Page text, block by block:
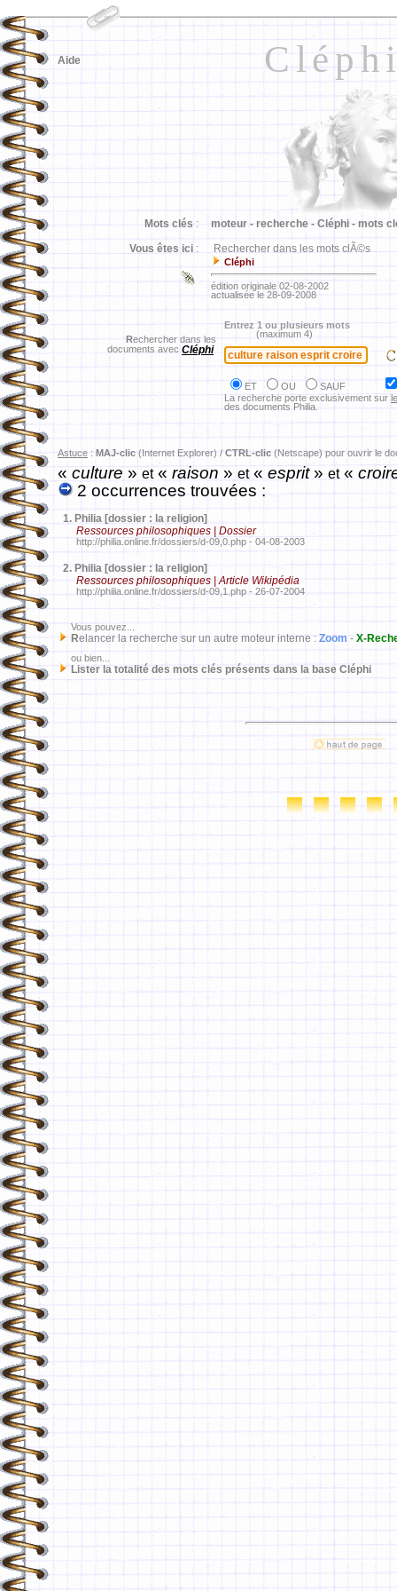
Aide
Mots clés : moteur - recherche - Cléphi - mots
Vous êtes ici : Rechercher dans les mots clÃ©s
Cléphi
édition originale 02-08-2002
actualisée le 28-09-2008
Rechercher dans les
documents avec Cléphi
Entrez 1 ou plusieurs mots
(maximum 4)
ET OU
SAUF
La recherche porte exclusivement sur
des documents Philia.
Astuce : MAJ-clic (Internet Explorer) / CTRL-clic (Netscape) pour ouvrir le
«culture» et« raison » et« esprit» et«
2 occurrences trouvées :
1. Philia [dossier : la religion]
Ressources philosophiques | Dossier
http://philia.online.fr/dossiers/d-09,0.php - 04-08-2003
2. Philia [dossier : la religion]
Ressources philosophiques | Article Wikipédia
http://philia.online.fr/dossiers/d-09,1.php - 26-07-2004
Vous pouvez...
Relancer la recherche sur un autre moteur interne : Zoom - X-
ou bien...
Lister la totalité des mots clés présents dans la base Cléphi